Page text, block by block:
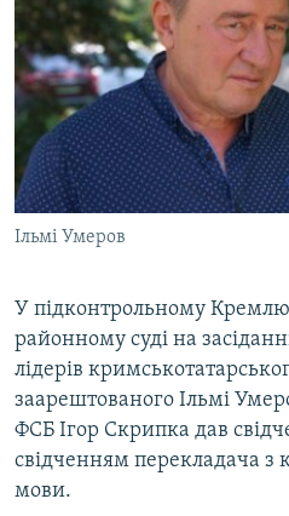
ДЕПОРТАЦІЯ
ВІДЕОУРОКИ «ELIFBE»
СВІДЧЕННЯ ОКУПАЦІЇ
УКРАЇНСЬКА ПРОБЛЕМА КРИМУ
ІНФОГРАФІКА
ЯК ОБІЙТИ БЛОКУВАННЯ
Русский
Qırımtatar
ДОЛУЧАЙСЯ!
Усі сайти RFE/RL
Ільмі Умеров
У підконтрольному
районному суді на
лідерів
заарештованого Ільмі
ФСБ Ігор Скрипка дав
свідченням перекладача з
мови.